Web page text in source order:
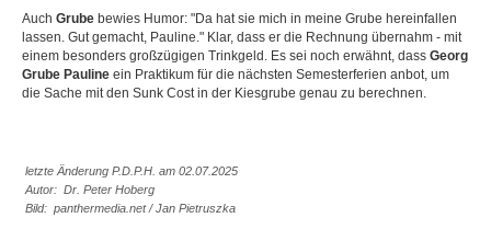
Auch Grube bewies Humor: "Da hat sie mich in meine Grube hereinfallen
lassen. Gut gemacht, Pauline." Klar, dass er die Rechnung übernahm - mit
einem besonders großzügigen Trinkgeld. Es sei noch erwähnt, dass Georg
Grube Pauline ein Praktikum für die nächsten Semesterferien anbot, um
die Sache mit den Sunk Cost in der Kiesgrube genau zu berechnen.
letzte Änderung P.D.P.H. am 02.07.2025
Autor: Dr. Peter Hoberg
Bild: panthermedia.net / Jan Pietruszka